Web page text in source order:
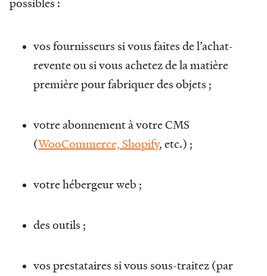
vos fournisseurs si vous faites de l’achat-
revente ou si vous achetez de la matière
première pour fabriquer des objets ;
votre abonnement à votre CMS
(WooCommerce, Shopify, etc.) ;
votre hébergeur web ;
des outils ;
vos prestataires si vous sous-traitez (par